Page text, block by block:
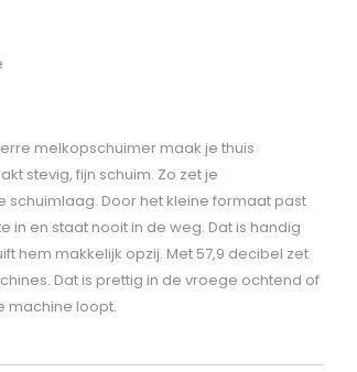
melkopschuimer maak je thuis
stevig, fijn schuim. Zo zet je
Door het kleine formaat past
in en staat nooit in de weg. Dat is handig
hem makkelijk opzij. Met 57,9 decibel zet
Dat is prettig in de vroege ochtend of
machine loopt.